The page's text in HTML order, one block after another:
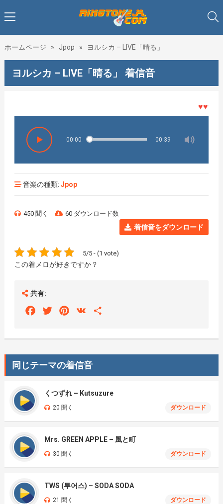
ホームページ » Jpop » ヨルシカ – LIVE「晴る」
ヨルシカ – LIVE「晴る」 着信音
♥♥♥着メ
00:00 00:39
音楽の種類: Jpop
450 聞く 60 ダウンロード数
着信音をダウンロード
5/5 - (1 vote)
この着メロが好きですか？
共有:
FacebookTwitterPinterest
VK
同じテーマの着信音
くつずれ – Kutsuzure
20 聞く ダウンロード
Mrs. GREEN APPLE – 風と町
30 聞く ダウンロード
TWS (투어스) – SODA SODA
21 聞く ダウンロード